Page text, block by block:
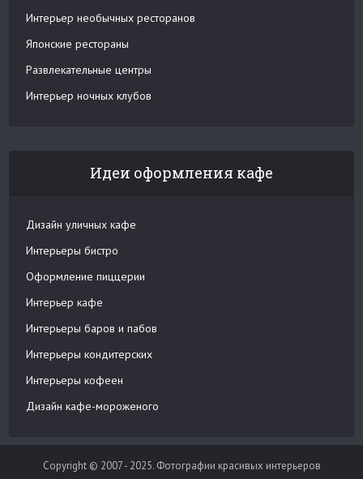
Интерьер необычных ресторанов
Японские рестораны
Развлекательные центры
Интерьер ночных клубов
Идеи оформления кафе
Дизайн уличных кафе
Интерьеры бистро
Оформление пиццерии
Интерьер кафе
Интерьеры баров и пабов
Интерьеры кондитерских
Интерьеры кофеен
Дизайн кафе-мороженого
Copyright © 2007 - 2025. Фотографии красивых интерьеров